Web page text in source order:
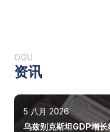
OGU
资讯
5 八月 2026
乌兹别克斯坦GDP增